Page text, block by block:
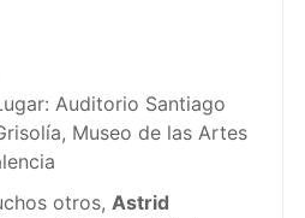
Auditorio Santiago
Museo de las Artes
otros, Astrid